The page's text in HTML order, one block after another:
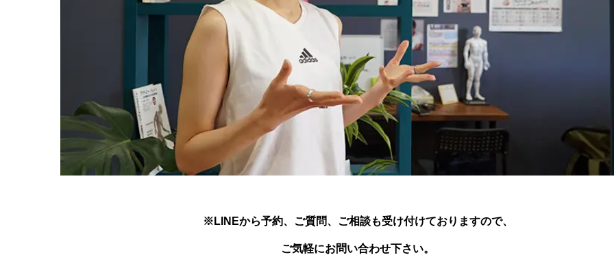
※LINEから予約、ご質問、ご相談も受け付けておりますので、
ご気軽にお問い合わせ下さい。